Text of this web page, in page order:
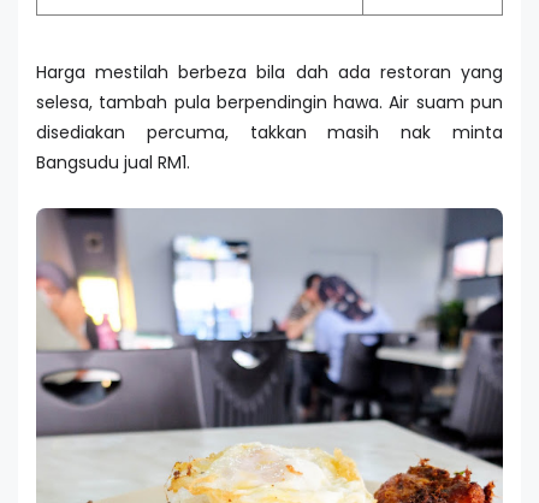
Harga mestilah berbeza bila dah ada restoran yang
selesa, tambah pula berpendingin hawa. Air suam pun
disediakan percuma, takkan masih nak minta
Bangsudu jual RM1.